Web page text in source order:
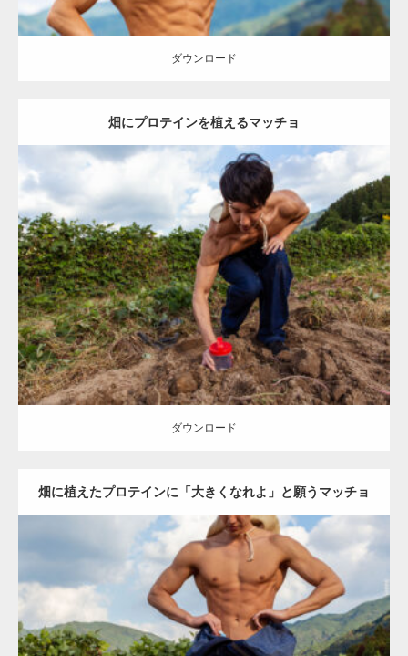
ダウンロード
畑にプロテインを植えるマッチョ
Update:2023.02.11
Category:芋掘りのマッチョ オレンジの人 AKIHITO(細マッチョ) 肩
唐津 (佐賀)
ダウンロード
ダウンロード
畑に植えたプロテインに「大きくなれよ」と願うマッチョ
(縦型写真)
Update: 2023.02.11
Category:芋掘りのマッチョ オレンジの人 AKIHITO(細マッチョ)
腹
筋 唐津 (佐賀)
【YouTube】マッチョフリー素材メンバーが
ギネス世界記録…
【TV】TBS番組「ひるおび」にてマッスルプ
ラスが紹介されま…